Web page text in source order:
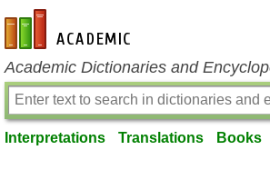
en-academic.com
Academic Dictionaries and
Interpretations Translations Books